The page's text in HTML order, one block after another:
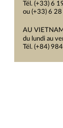
Tél. (+33) 6
ou (+33) 6
AU VIETNAM
du lundi au
Tél. (+84)